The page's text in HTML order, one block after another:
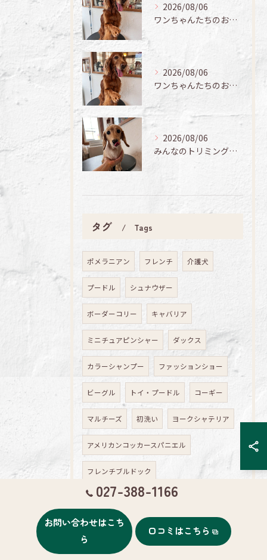
2026/08/06
ワンちゃんたちのお手入れ日記🐶✨
2026/08/06
ワンちゃんたちのお手入れ日記🐶✨
2026/08/06
みんなのトリミング日記🌟
タグ Tags
ポメラニアン フレンチ 介護犬
プードル シュナウザー
ボーダーコリー キャバリア
ミニチュアピンシャー ダックス
カラーシャンプー ファッションショー
ビーグル トイ・プードル コーギー
マルチーズ 初洗い ヨークシャテリア
アメリカンコッカースパニエル
フレンチブルドック
ラブラドールレトリーバー
ミックス 入荷情報
ミニチュアダックスフンド
027-388-1166
お問い合わせはこち
ら
口コミはこちら